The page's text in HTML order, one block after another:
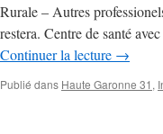
Rurale – Autres
restera. Centre de santé
Continuer la lecture →
Publié dans Haute Garonne 31 ,